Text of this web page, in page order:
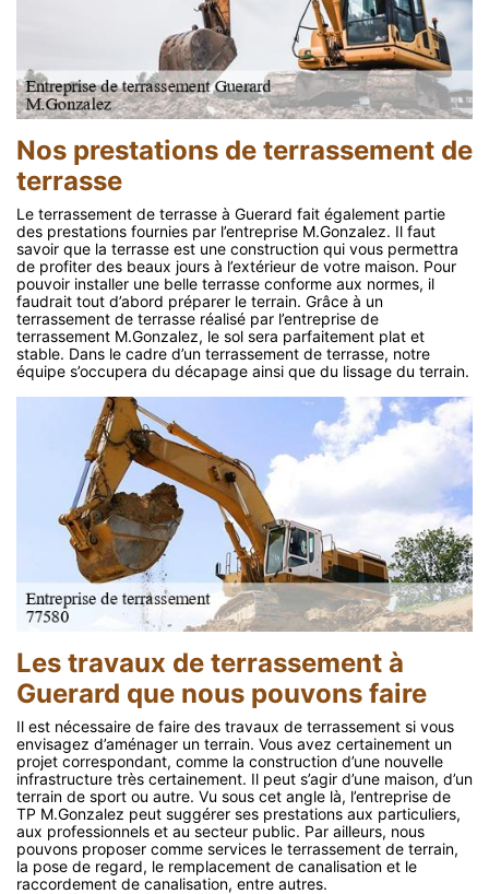
Nos prestations de terrassement de
terrasse
Le terrassement de terrasse à Guerard fait également partie
des prestations fournies par l’entreprise M.Gonzalez. Il faut
savoir que la terrasse est une construction qui vous permettra
de profiter des beaux jours à l’extérieur de votre maison. Pour
pouvoir installer une belle terrasse conforme aux normes, il
faudrait tout d’abord préparer le terrain. Grâce à un
terrassement de terrasse réalisé par l’entreprise de
terrassement M.Gonzalez, le sol sera parfaitement plat et
stable. Dans le cadre d’un terrassement de terrasse, notre
équipe s’occupera du décapage ainsi que du lissage du terrain.
Les travaux de terrassement à
Guerard que nous pouvons faire
Il est nécessaire de faire des travaux de terrassement si vous
envisagez d’aménager un terrain. Vous avez certainement un
projet correspondant, comme la construction d’une nouvelle
infrastructure très certainement. Il peut s’agir d’une maison, d’un
terrain de sport ou autre. Vu sous cet angle là, l’entreprise de
TP M.Gonzalez peut suggérer ses prestations aux particuliers,
aux professionnels et au secteur public. Par ailleurs, nous
pouvons proposer comme services le terrassement de terrain,
la pose de regard, le remplacement de canalisation et le
raccordement de canalisation, entre autres.